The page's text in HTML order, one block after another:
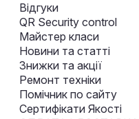
Відгуки
QR Security control
Майстер класи
Новини та статті
Знижки та акції
Ремонт техніки
Помічник по сайту
Сертифікати Якості